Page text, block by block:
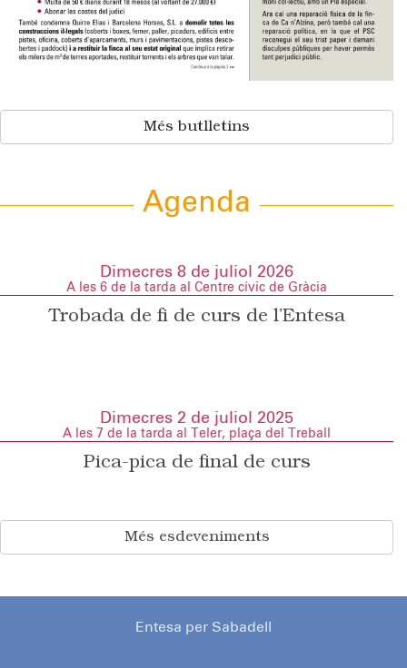
Més butlletins
Agenda
Dimecres 8 de juliol 2026
A les 6 de la tarda al Centre cívic de Gràcia
Trobada de fi de curs de l’Entesa
Dimecres 2 de juliol 2025
A les 7 de la tarda al Teler, plaça del Treball
Pica-pica de final de curs
Més esdeveniments
Entesa per Sabadell